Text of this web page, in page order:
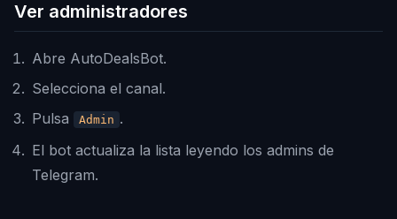
Ver administradores
Abre AutoDealsBot.
Selecciona el canal.
Pulsa
Admin .
El bot actualiza la lista leyendo los admins de
Telegram.